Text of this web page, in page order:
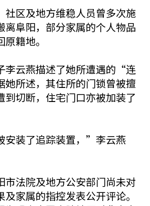
社区及地方维稳人员曾多次施
离阜阳，部分家属的个人物品
籍地。
李云燕描述了她所遭遇的“连
所述，其住所的门锁曾被擅
到切断，住宅门口亦被加装了
安装了追踪装置，”李云燕
市法院及地方公安部门尚未对
家属的指控发表公开评论。